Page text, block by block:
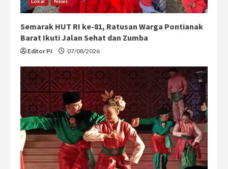
Semarak HUT RI ke-81, Ratusan Warga Pontianak
Barat Ikuti Jalan Sehat dan Zumba
Editor PI 07/08/2026